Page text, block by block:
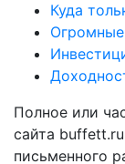
Куда
Полное или
сайта
письменного